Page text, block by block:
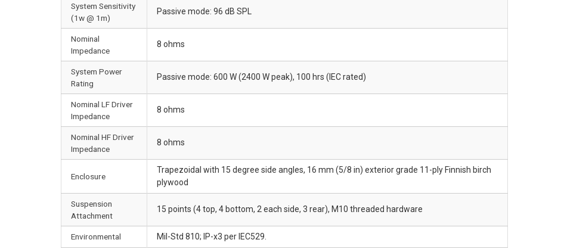
System Sensitivity
(1w @ 1m)
Passive mode: 96 dB SPL
Nominal
Impedance
8 ohms
System Power
Rating
Passive mode: 600 W (2400 W peak), 100 hrs (IEC rated)
Nominal LF Driver
Impedance
8 ohms
Nominal HF Driver
Impedance
8 ohms
Enclosure
Trapezoidal with 15 degree side angles, 16 mm (5/8 in) exterior grade 11-ply Finnish birch
plywood
Suspension
Attachment
15 points (4 top, 4 bottom, 2 each side, 3 rear), M10 threaded hardware
Environmental Mil-Std 810; IP-x3 per IEC529.